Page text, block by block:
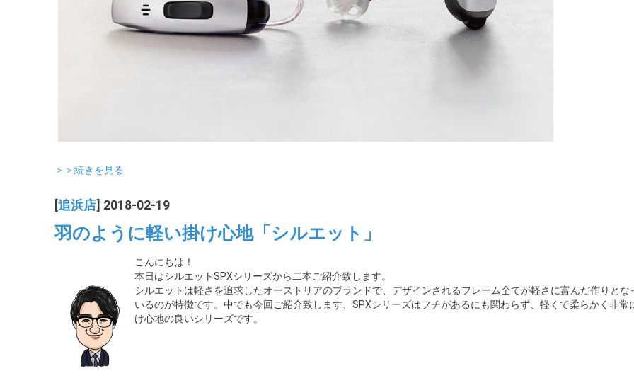
＞＞続きを見る
追浜店 ] 2018-02-19
羽のように軽い掛け心地「シルエット」
こんにちは！
本日はシルエットSPXシリーズから二本ご紹介致します。
シルエットは軽さを追求したオーストリアのブランドで、デザインされるフレーム全てが軽さに富んだ作りとな
いるのが特徴です。中でも今回ご紹介致します、SPXシリーズはフチがあるにも関わらず、軽くて柔らかく非常
け心地の良いシリーズです。